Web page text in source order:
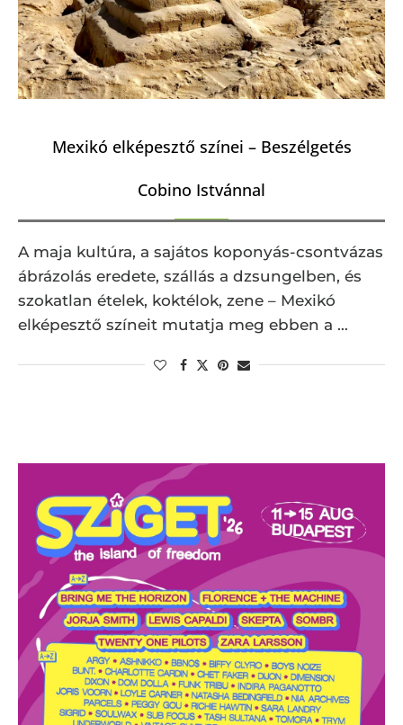
Mexikó elképesztő színei – Beszélgetés
Cobino Istvánnal
A maja kultúra, a sajátos koponyás-csontvázas
ábrázolás eredete, szállás a dzsungelben, és
szokatlan ételek, koktélok, zene – Mexikó
elképesztő színeit mutatja meg ebben a …